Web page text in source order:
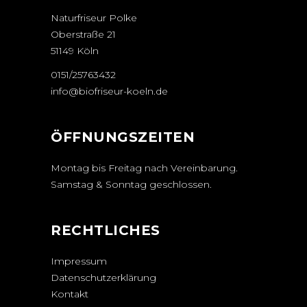
Naturfriseur Polke
Oberstraße 21
51149 Köln
0151/25763432
info@biofriseur-koeln.de
ÖFFNUNGSZEITEN
Montag bis Freitag nach Vereinbarung.
Samstag & Sonntag geschlossen.
RECHTLICHES
Impressum
Datenschutzerklärung
Kontakt